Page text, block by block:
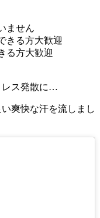
ません
きる方大歓迎
る方大歓迎
レス発散に…
爽快な汗を流しまし